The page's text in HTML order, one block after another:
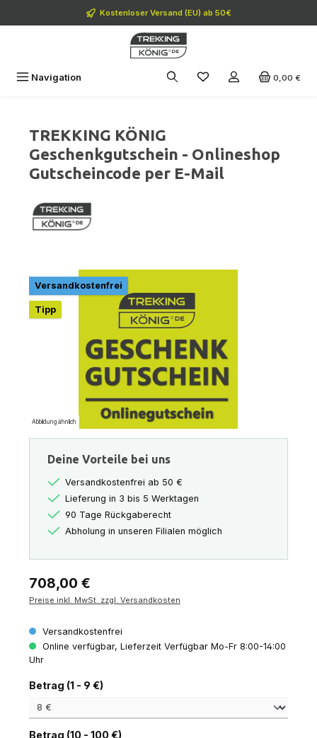
Zum Hauptinhalt springenKostenloser Versand (EU) ab 50€
Navigation 0,00 €
TREKKING KÖNIG
Geschenkgutschein - Onlineshop
Gutscheincode per E-Mail
Bildergalerie überspringen
Versandkostenfrei
Tipp
Abbildung ähnlich
Deine Vorteile bei uns
Versandkostenfrei ab 50 €
Lieferung in 3 bis 5 Werktagen
90 Tage Rückgaberecht
Abholung in unseren Filialen möglich
Regulärer Preis:
708,00 €
Preise inkl. MwSt. zzgl. Versandkosten
Versandkostenfrei
Online verfügbar, Lieferzeit Verfügbar Mo-Fr 8:00-14:00
Uhr
Betrag (1 - 9 €)auswählen
Betrag (10 - 100 €)auswählen